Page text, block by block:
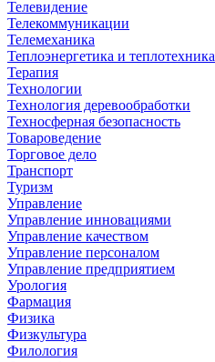
Телевидение
Телекоммуникации
Телемеханика
Теплоэнергетика и теплотехника
Терапия
Технологии
Технология деревообработки
Техносферная безопасность
Товароведение
Торговое дело
Транспорт
Туризм
Управление
Управление инновациями
Управление качеством
Управление персоналом
Управление предприятием
Урология
Фармация
Физика
Физкультура
Филология